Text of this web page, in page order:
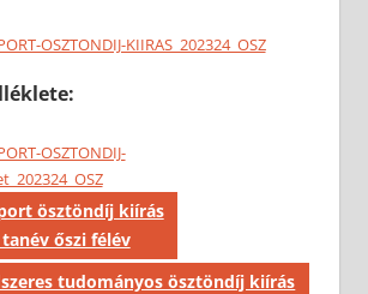
OSZTONDIJ-KIIRAS_202324_OSZ
OSZTONDIJ-
ösztöndíj kiírás
őszi félév
tudományos ösztöndíj kiírás